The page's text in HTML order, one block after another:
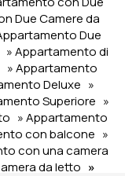
Due Camere da
Due
» Appartamento di
» Appartamento
Deluxe »
Superiore »
» Appartamento
con balcone »
con una camera
da letto »